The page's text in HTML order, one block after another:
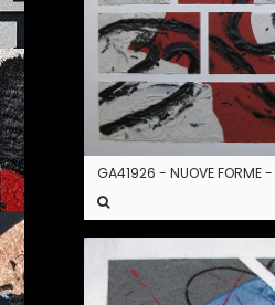
GA41926 - NUOVE FORME -